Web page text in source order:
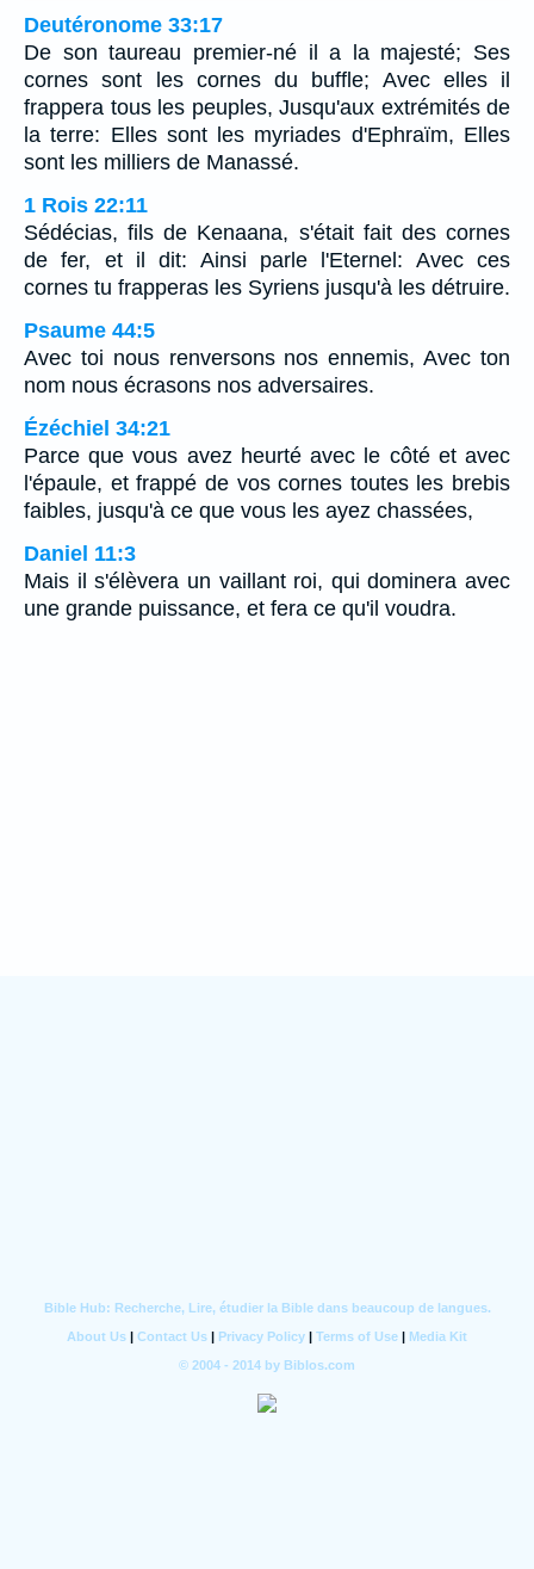
Deutéronome 33:17
De son taureau premier-né il a la majesté; Ses
cornes sont les cornes du buffle; Avec elles il
frappera tous les peuples, Jusqu'aux extrémités de
la terre: Elles sont les myriades d'Ephraïm, Elles
sont les milliers de Manassé.
1 Rois 22:11
Sédécias, fils de Kenaana, s'était fait des cornes
de fer, et il dit: Ainsi parle l'Eternel: Avec ces
cornes tu frapperas les Syriens jusqu'à les détruire.
Psaume 44:5
Avec toi nous renversons nos ennemis, Avec ton
nom nous écrasons nos adversaires.
Ézéchiel 34:21
Parce que vous avez heurté avec le côté et avec
l'épaule, et frappé de vos cornes toutes les brebis
faibles, jusqu'à ce que vous les ayez chassées,
Daniel 11:3
Mais il s'élèvera un vaillant roi, qui dominera avec
une grande puissance, et fera ce qu'il voudra.